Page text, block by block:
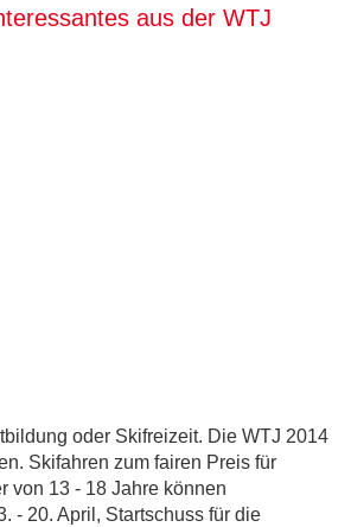
aus der WTJ
oder Skifreizeit. Die WTJ 2014
Skifahren zum fairen Preis für
von 13 - 18 Jahre können
- 20. April, Startschuss für die